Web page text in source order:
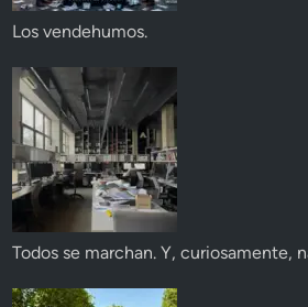
Los vendehumos.
Todos se marchan. Y, curiosamente,